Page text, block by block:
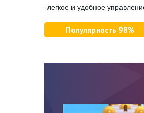
-легкое и удобное
Популярность 98%